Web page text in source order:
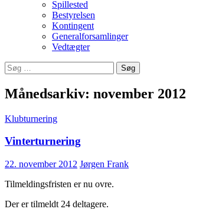
Spillested
Bestyrelsen
Kontingent
Generalforsamlinger
Vedtægter
Søg
efter:
Månedsarkiv: november 2012
Klubturnering
Vinterturnering
22. november 2012 Jørgen Frank
Tilmeldingsfristen er nu ovre.
Der er tilmeldt 24 deltagere.